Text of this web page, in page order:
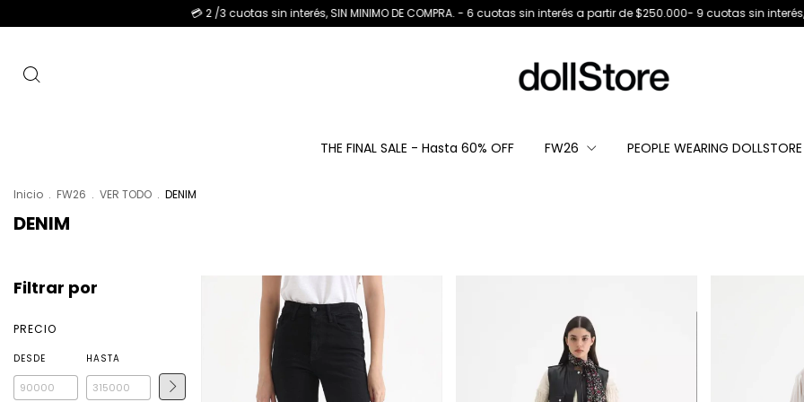
💳 2 /3 cuotas sin interés, SIN MINIMO DE COMPRA. - 6 cuotas sin interés a partir de $250.000- 9 cuotas sin interés, a partir de $450.000
THE FINAL SALE - Hasta 60% OFF FW26 PEOPLE WEARING DOLLSTORE
Inicio . FW26 . VER TODO . DENIM
DENIM
Filtrar por
PRECIO
DESDE HASTA